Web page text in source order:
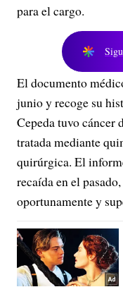
para el cargo.
El documento
junio y recoge su
Cepeda tuvo cáncer
tratada mediante
quirúrgica. El
recaída en el
oportunamente y